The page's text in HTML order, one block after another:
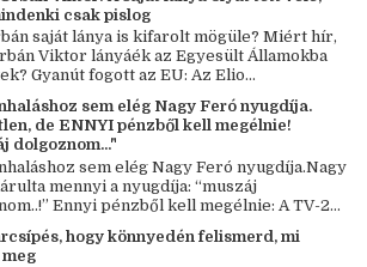
csak pislog
saját lánya is kifarolt mögüle? Miért hír,
Viktor lányáék az Egyesült Államokba
Gyanút fogott az EU: Az Elio...
sem elég Nagy Feró nyugdíja.
de ENNYI pénzből kell megélnie!
dolgoznom..."
sem elég Nagy Feró nyugdíja.Nagy
mennyi a nyugdíja: “muszáj
Ennyi pénzből kell megélnie: A TV-2...
hogy könnyedén felismerd, mi